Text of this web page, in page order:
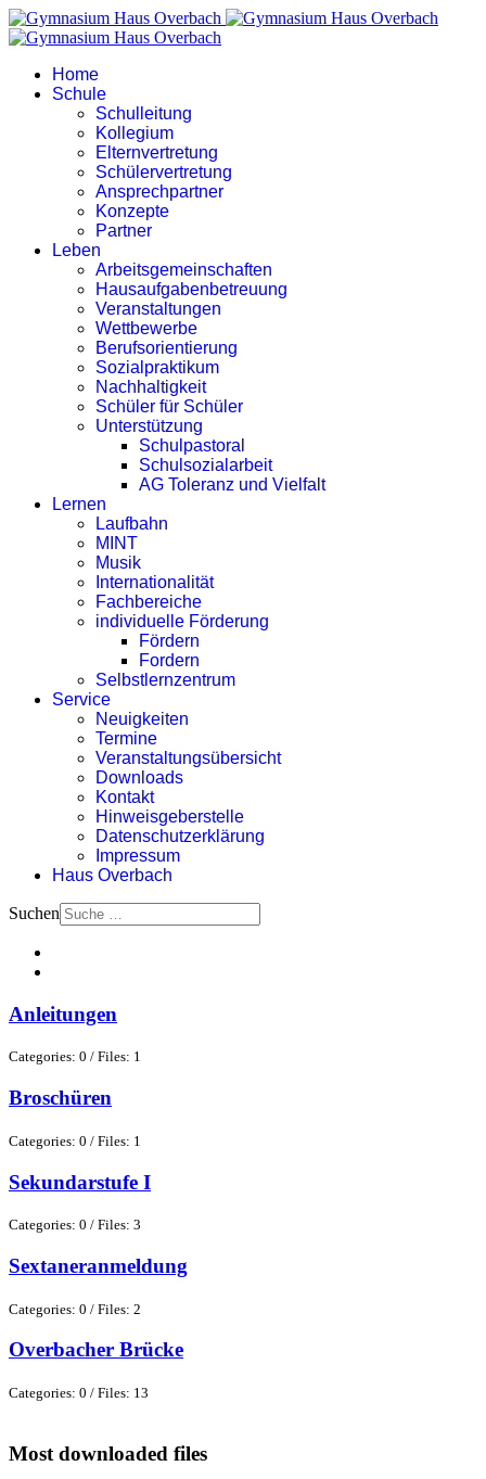
Home
Schule
Schulleitung
Kollegium
Elternvertretung
Schülervertretung
Ansprechpartner
Konzepte
Partner
Leben
Arbeitsgemeinschaften
Hausaufgabenbetreuung
Veranstaltungen
Wettbewerbe
Berufsorientierung
Sozialpraktikum
Nachhaltigkeit
Schüler für Schüler
Unterstützung
Schulpastoral
Schulsozialarbeit
AG Toleranz und Vielfalt
Lernen
Laufbahn
MINT
Musik
Internationalität
Fachbereiche
individuelle Förderung
Fördern
Fordern
Selbstlernzentrum
Service
Neuigkeiten
Termine
Veranstaltungsübersicht
Downloads
Kontakt
Hinweisgeberstelle
Datenschutzerklärung
Impressum
Haus Overbach
Suchen
Anleitungen
Categories: 0 / Files: 1
Broschüren
Categories: 0 / Files: 1
Sekundarstufe I
Categories: 0 / Files: 3
Sextaneranmeldung
Categories: 0 / Files: 2
Overbacher Brücke
Categories: 0 / Files: 13
Most downloaded files